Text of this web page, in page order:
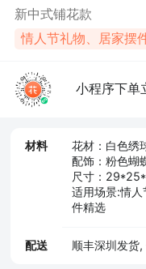
新中式铺花款
情人节礼物、居家摆
小程序下单
材料
花材：白色绣
配饰：粉色蝴
尺寸：
适用场景:情
件精选
配送 顺丰深圳发货